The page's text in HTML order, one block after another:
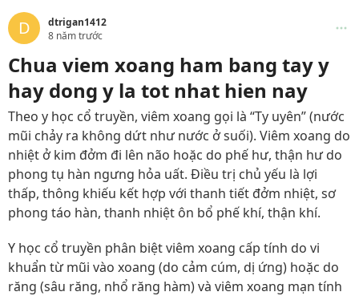
D
dtrigan1412
8 năm trước
Chua viem xoang ham bang tay y
hay dong y la tot nhat hien nay
Theo y học cổ truyền, viêm xoang gọi là “Ty uyên” (nước
mũi chảy ra không dứt như nước ở suối). Viêm xoang do
nhiệt ở kim đởm đi lên não hoặc do phế hư, thận hư do
phong tụ hàn ngưng hỏa uất. Điều trị chủ yếu là lợi
thấp, thông khiếu kết hợp với thanh tiết đởm nhiệt, sơ
phong táo hàn, thanh nhiệt ôn bổ phế khí, thận khí.
Y học cổ truyền phân biệt viêm xoang cấp tính do vi
khuẩn từ mũi vào xoang (do cảm cúm, dị ứng) hoặc do
răng (sâu răng, nhổ răng hàm) và viêm xoang mạn tính